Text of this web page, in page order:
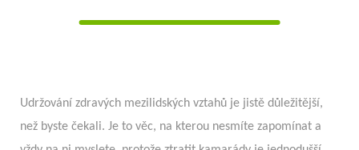
Udržování zdravých mezilidských vztahů je jistě důležitější,
než byste čekali. Je to věc, na kterou nesmíte zapomínat a